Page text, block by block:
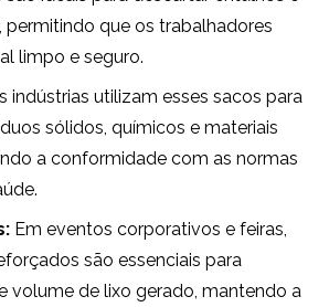
permitindo que os trabalhadores
limpo e seguro.
indústrias utilizam esses sacos para
sólidos, químicos e materiais
a conformidade com as normas
Em eventos corporativos e feiras,
são essenciais para
volume de lixo gerado, mantendo a